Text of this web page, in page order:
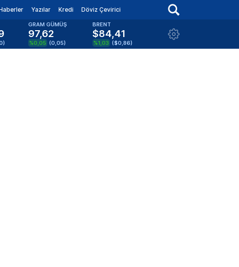
Yazılar Kredi Döviz Çevirici
)
GRAM GÜMÜŞ
97,62
%0,05 (0,05)
BRENT
$84,41
%1,03 ($0,86)